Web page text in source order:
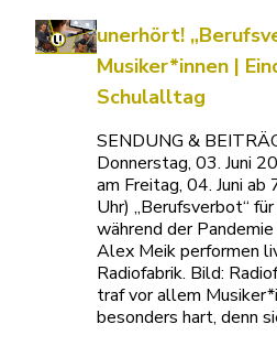
unerhört!
Musiker*innen |
Schulalltag
SENDUNG &
Donnerstag, 03. Juni
am Freitag, 04. Juni
Uhr) „Berufsverbot“
während der
Alex Meik performen
Radiofabrik. Bild:
traf vor allem
besonders hart, denn